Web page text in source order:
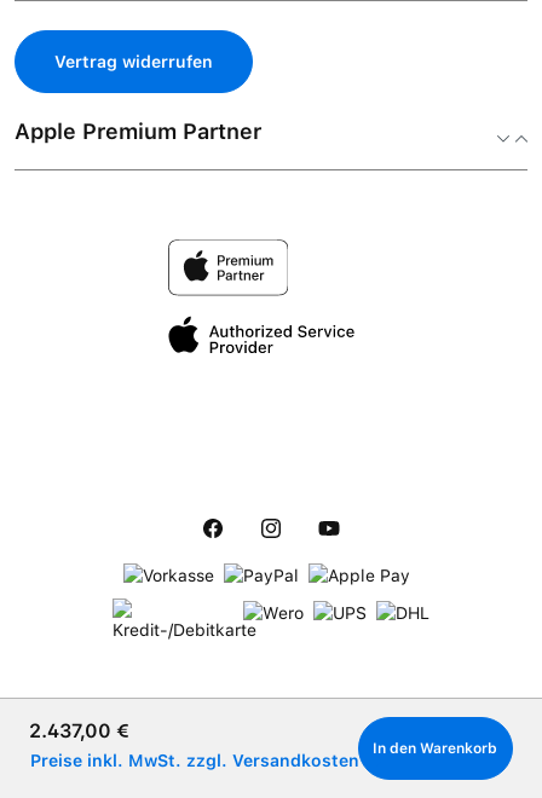
Verkaufspreis:
2.437,00 €
Preise inkl. MwSt. zzgl. Versandkosten
In den Warenkorb
Vertrag widerrufen
Apple Premium Partner